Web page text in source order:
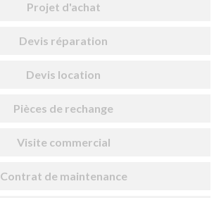
Projet d'achat
Devis réparation
Devis location
Pièces de rechange
Visite commercial
Contrat de maintenance